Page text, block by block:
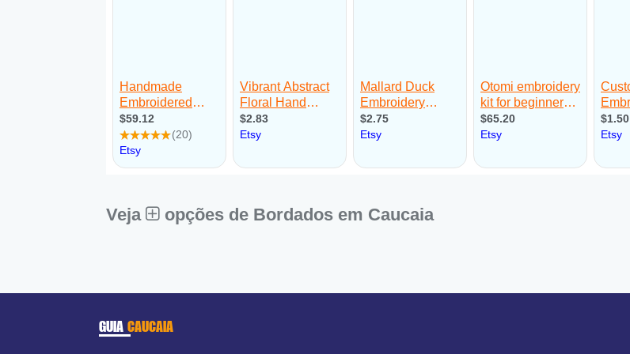
Veja opções de Bordados em Caucaia
GUIACAUCAIA